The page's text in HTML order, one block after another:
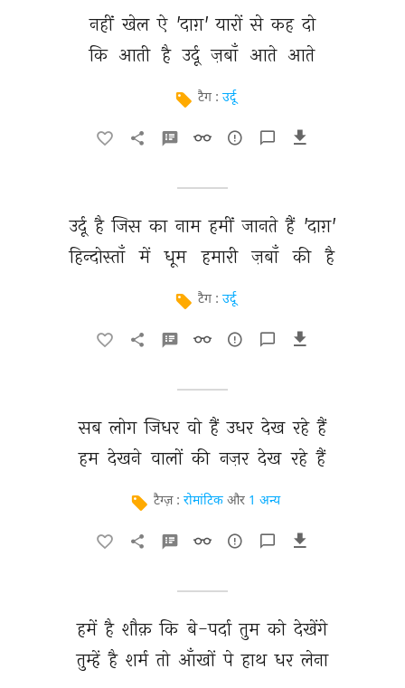
नहीं खेल ऐ 'दाग़' यारों से कह दो
कि आती है उर्दू ज़बाँ आते आते
टैग : उर्दू
उर्दू है जिस का नाम हमीं जानते हैं 'दाग़'
हिन्दोस्ताँ में धूम हमारी ज़बाँ की है
टैग : उर्दू
सब लोग जिधर वो हैं उधर देख रहे हैं
हम देखने वालों की नज़र देख रहे हैं
टैग्ज़ : रोमांटिक और 1 अन्य
हमें है शौक़ कि बे-पर्दा तुम को देखेंगे
तुम्हें है शर्म तो आँखों पे हाथ धर लेना